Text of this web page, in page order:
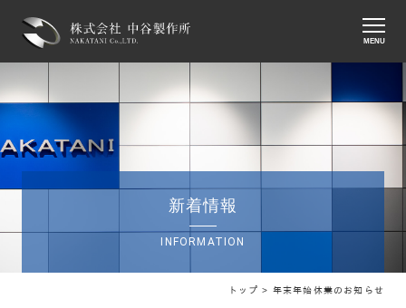
MENU
新着情報
INFORMATION
トップ > 年末年始休業のお知らせ